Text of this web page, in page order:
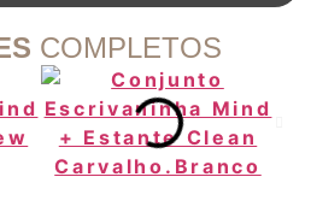
COMPLETOS